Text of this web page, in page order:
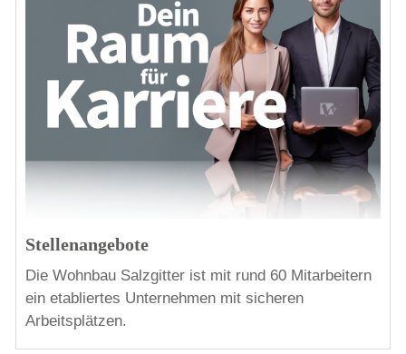
Stellenangebote
Die Wohnbau Salzgitter ist mit rund 60 Mitarbeitern
ein etabliertes Unternehmen mit sicheren
Arbeitsplätzen.